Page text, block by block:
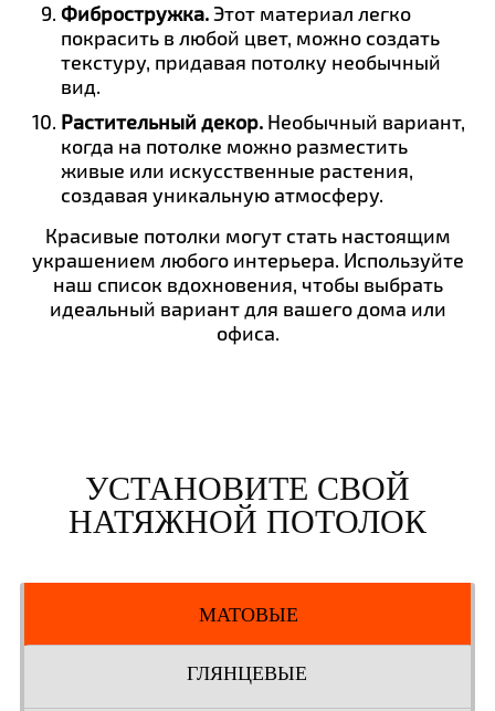
Фибростружка.Этот материал легко
покрасить в любой цвет, можно создать
текстуру, придавая потолку необычный
вид.
Растительный декор.Необычный вариант,
когда на потолке можно разместить
живые или искусственные растения,
создавая уникальную атмосферу.
Красивые потолки могут стать настоящим
украшением любого интерьера. Используйте
наш список вдохновения, чтобы выбрать
идеальный вариант для вашего дома или
офиса.
УСТАНОВИТЕ СВОЙ
НАТЯЖНОЙ ПОТОЛОК
МАТОВЫЕ
ГЛЯНЦЕВЫЕ